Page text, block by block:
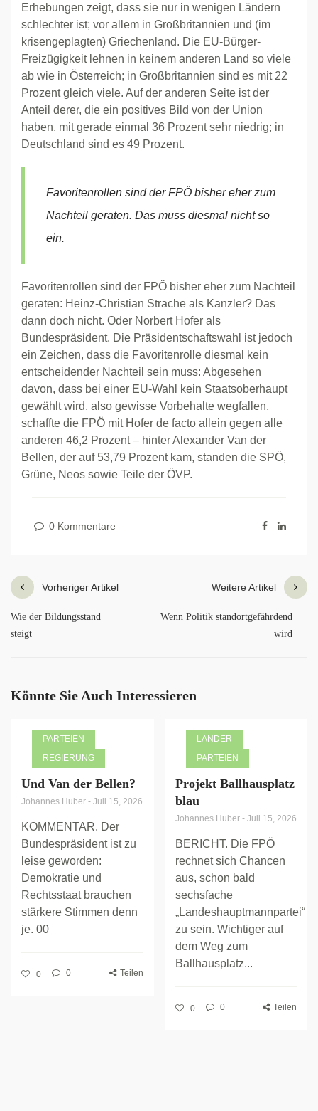
Erhebungen zeigt, dass sie nur in wenigen Ländern
schlechter ist; vor allem in Großbritannien und (im
krisengeplagten) Griechenland. Die EU-Bürger-
Freizügigkeit lehnen in keinem anderen Land so viele
ab wie in Österreich; in Großbritannien sind es mit 22
Prozent gleich viele. Auf der anderen Seite ist der
Anteil derer, die ein positives Bild von der Union
haben, mit gerade einmal 36 Prozent sehr niedrig; in
Deutschland sind es 49 Prozent.
Favoritenrollen sind der FPÖ bisher eher zum
Nachteil geraten. Das muss diesmal nicht so
ein.
Favoritenrollen sind der FPÖ bisher eher zum Nachteil
geraten: Heinz-Christian Strache als Kanzler? Das
dann doch nicht. Oder Norbert Hofer als
Bundespräsident. Die Präsidentschaftswahl ist jedoch
ein Zeichen, dass die Favoritenrolle diesmal kein
entscheidender Nachteil sein muss: Abgesehen
davon, dass bei einer EU-Wahl kein Staatsoberhaupt
gewählt wird, also gewisse Vorbehalte wegfallen,
schaffte die FPÖ mit Hofer de facto allein gegen alle
anderen 46,2 Prozent – hinter Alexander Van der
Bellen, der auf 53,79 Prozent kam, standen die SPÖ,
Grüne, Neos sowie Teile der ÖVP.
0 Kommentare
Vorheriger Artikel
Wie der Bildungsstand
steigt
Weitere Artikel
Wenn Politik standortgefährdend
wird
Könnte Sie Auch Interessieren
PARTEIEN
REGIERUNG
Und Van der Bellen?
Johannes Huber - Juli 15, 2026
KOMMENTAR. Der
Bundespräsident ist zu
leise geworden:
Demokratie und
Rechtsstaat brauchen
stärkere Stimmen denn
je. 00
0 0 Teilen
LÄNDER
PARTEIEN
Projekt Ballhausplatz
blau
Johannes Huber - Juli 15, 2026
BERICHT. Die FPÖ
rechnet sich Chancen
aus, schon bald
sechsfache
„Landeshauptmannpartei“
zu sein. Wichtiger auf
dem Weg zum
Ballhausplatz...
0 0 Teilen